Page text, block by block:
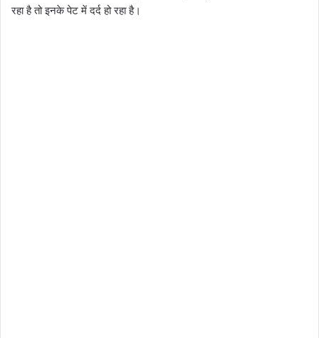
रहा है तो इनके पेट में दर्द हो रहा है।